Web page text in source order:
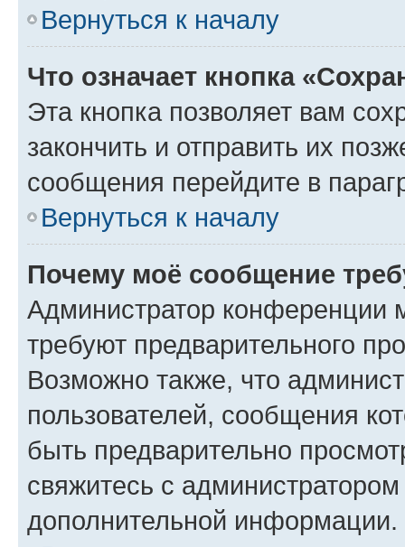
Вернуться к началу
Что означает кнопка
Эта кнопка позволяет вам
закончить и отправить их
сообщения перейдите в
Вернуться к началу
Почему моё сообщение
Администратор конференции
требуют предварительного
Возможно также, что
пользователей, сообщения
быть предварительно
свяжитесь с
дополнительной информации.